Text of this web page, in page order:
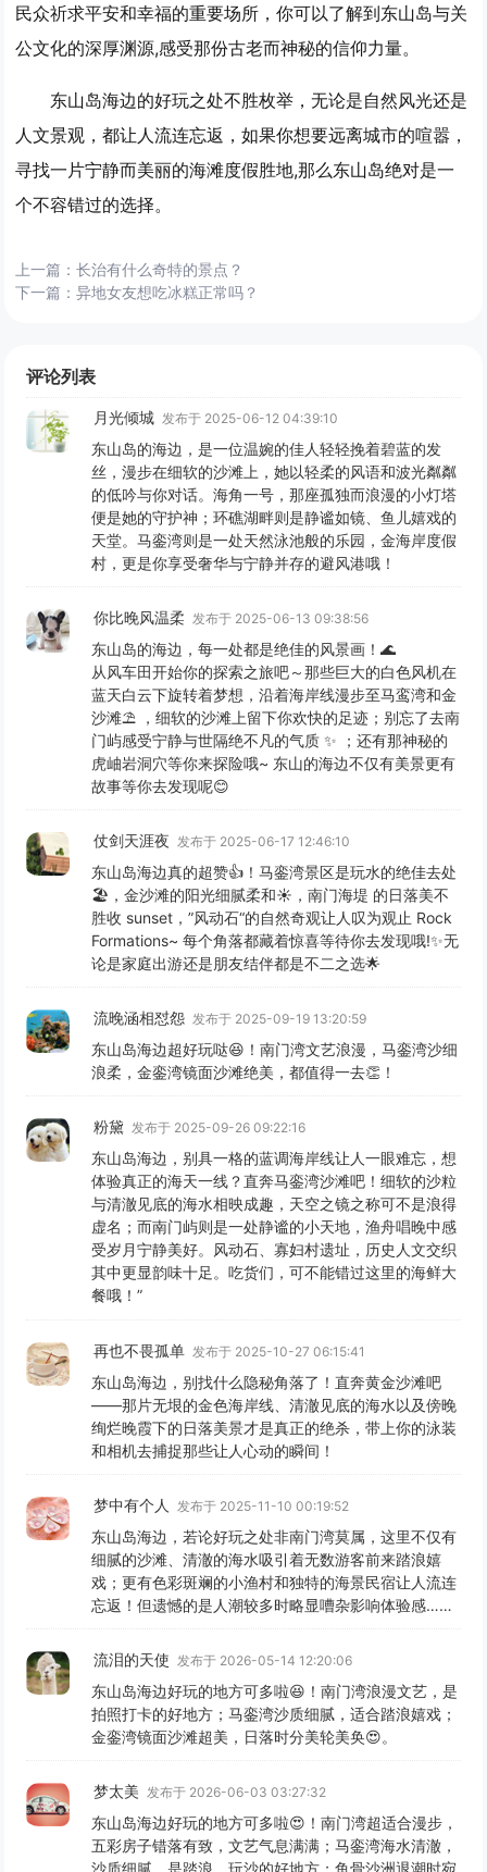
民众祈求平安和幸福的重要场所，你可以了解到东山岛与关
公文化的深厚渊源,感受那份古老而神秘的信仰力量。
东山岛海边的好玩之处不胜枚举，无论是自然风光还是
人文景观，都让人流连忘返，如果你想要远离城市的喧嚣，
寻找一片宁静而美丽的海滩度假胜地,那么东山岛绝对是一
个不容错过的选择。
上一篇：长治有什么奇特的景点？
下一篇：异地女友想吃冰糕正常吗？
评论列表
月光倾城 发布于 2025-06-12 04:39:10
东山岛的海边，是一位温婉的佳人轻轻挽着碧蓝的发
丝，漫步在细软的沙滩上，她以轻柔的风语和波光粼粼
的低吟与你对话。海角一号，那座孤独而浪漫的小灯塔
便是她的守护神；环礁湖畔则是静谧如镜、鱼儿嬉戏的
天堂。马銮湾则是一处天然泳池般的乐园，金海岸度假
村，更是你享受奢华与宁静并存的避风港哦！
你比晚风温柔 发布于 2025-06-13 09:38:56
东山岛的海边，每一处都是绝佳的风景画！🌊
从风车田开始你的探索之旅吧～那些巨大的白色风机在
蓝天白云下旋转着梦想，沿着海岸线漫步至马鸾湾和金
沙滩⛱️ ，细软的沙滩上留下你欢快的足迹；别忘了去南
门屿感受宁静与世隔绝不凡的气质 ✨ ；还有那神秘的
虎岫岩洞穴等你来探险哦~ 东山的海边不仅有美景更有
故事等你去发现呢😊
仗剑天涯夜 发布于 2025-06-17 12:46:10
东山岛海边真的超赞👍️！马銮湾景区是玩水的绝佳去处
🏖️，金沙滩的阳光细腻柔和☀，南门海堤 的日落美不
胜收 sunset，”风动石“的自然奇观让人叹为观止 Rock
Formations~ 每个角落都藏着惊喜等待你去发现哦!✨无
论是家庭出游还是朋友结伴都是不二之选🌟
流晚涵相怼怨 发布于 2025-09-19 13:20:59
东山岛海边超好玩哒😆！南门湾文艺浪漫，马銮湾沙细
浪柔，金銮湾镜面沙滩绝美，都值得一去👏！
粉黛 发布于 2025-09-26 09:22:16
东山岛海边，别具一格的蓝调海岸线让人一眼难忘，想
体验真正的海天一线？直奔马銮湾沙滩吧！细软的沙粒
与清澈见底的海水相映成趣，天空之镜之称可不是浪得
虚名；而南门屿则是一处静谧的小天地，渔舟唱晚中感
受岁月宁静美好。风动石、寡妇村遗址，历史人文交织
其中更显韵味十足。吃货们，可不能错过这里的海鲜大
餐哦！”
再也不畏孤单 发布于 2025-10-27 06:15:41
东山岛海边，别找什么隐秘角落了！直奔黄金沙滩吧
——那片无垠的金色海岸线、清澈见底的海水以及傍晚
绚烂晚霞下的日落美景才是真正的绝杀，带上你的泳装
和相机去捕捉那些让人心动的瞬间！
梦中有个人 发布于 2025-11-10 00:19:52
东山岛海边，若论好玩之处非南门湾莫属，这里不仅有
细腻的沙滩、清澈的海水吸引着无数游客前来踏浪嬉
戏；更有色彩斑斓的小渔村和独特的海景民宿让人流连
忘返！但遗憾的是人潮较多时略显嘈杂影响体验感……
流泪的天使 发布于 2026-05-14 12:20:06
东山岛海边好玩的地方可多啦😆！南门湾浪漫文艺，是
拍照打卡的好地方；马銮湾沙质细腻，适合踏浪嬉戏；
金銮湾镜面沙滩超美，日落时分美轮美奂😍。
梦太美 发布于 2026-06-03 03:27:32
东山岛海边好玩的地方可多啦😍！南门湾超适合漫步，
五彩房子错落有致，文艺气息满满；马銮湾海水清澈，